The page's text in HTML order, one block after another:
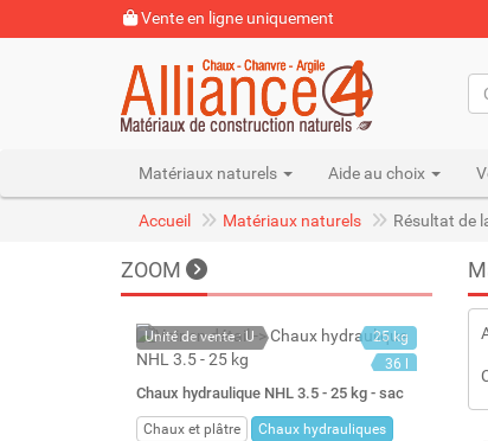
Vente en ligne uniquement
Matériaux naturels Aide au choix
Accueil Matériaux naturels Résultat de
ZOOM
Unité de vente : U
25 kg
36 l
Chaux hydraulique NHL 3.5 - 25 kg - sac
Chaux et plâtre Chaux hydrauliques